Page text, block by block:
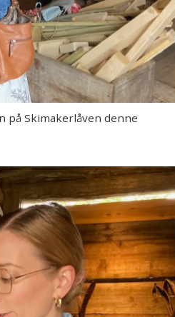
på Skimakerlåven denne